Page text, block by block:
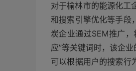
对于榆林市的能源化工
和搜索引擎优化等手段
炭企业通过SEM推广
应”等关键词时，该企
可以根据用户的搜索行